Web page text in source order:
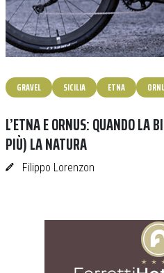
GRAVEL SICILIA ETNA
L’ETNA E ORNUS: QUANDO LA
PIÙ) LA NATURA
Filippo Lorenzon